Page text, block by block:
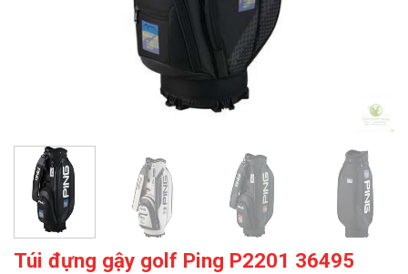
Túi đựng gậy golf Ping P2201 36495